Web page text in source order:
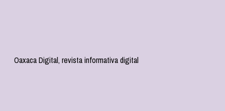
Oaxaca Digital, revista informativa digital